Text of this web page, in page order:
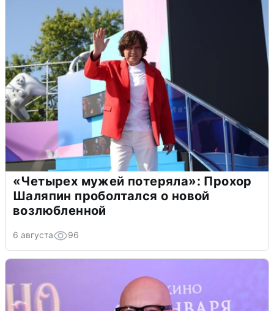
«Четырех мужей потеряла»: Прохор
Шаляпин проболтался о новой
возлюбленной
6 августа 96